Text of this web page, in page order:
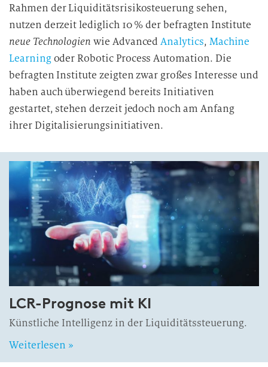
Rahmen der Liquiditätsrisikosteuerung sehen,
nutzen derzeit lediglich 10 % der befragten Institute
neue Technologienwie AdvancedAnalytics, Machine
Learningoder Robotic Process Automation. Die
befragten Institute zeigten zwar großes Interesse und
haben auch überwiegend bereits Initiativen
gestartet, stehen derzeit jedoch noch am Anfang
ihrer Digitalisierungsinitiativen.
LCR-Prognose mit KI
Künstliche Intelligenz in der Liquiditätssteuerung.
Weiterlesen »